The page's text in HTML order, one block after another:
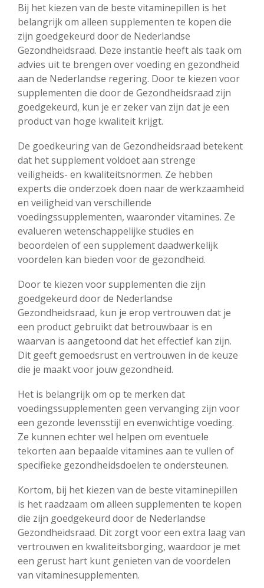
Bij het kiezen van de beste vitaminepillen is het
belangrijk om alleen supplementen te kopen die
zijn goedgekeurd door de Nederlandse
Gezondheidsraad. Deze instantie heeft als taak om
advies uit te brengen over voeding en gezondheid
aan de Nederlandse regering. Door te kiezen voor
supplementen die door de Gezondheidsraad zijn
goedgekeurd, kun je er zeker van zijn dat je een
product van hoge kwaliteit krijgt.
De goedkeuring van de Gezondheidsraad betekent
dat het supplement voldoet aan strenge
veiligheids- en kwaliteitsnormen. Ze hebben
experts die onderzoek doen naar de werkzaamheid
en veiligheid van verschillende
voedingssupplementen, waaronder vitamines. Ze
evalueren wetenschappelijke studies en
beoordelen of een supplement daadwerkelijk
voordelen kan bieden voor de gezondheid.
Door te kiezen voor supplementen die zijn
goedgekeurd door de Nederlandse
Gezondheidsraad, kun je erop vertrouwen dat je
een product gebruikt dat betrouwbaar is en
waarvan is aangetoond dat het effectief kan zijn.
Dit geeft gemoedsrust en vertrouwen in de keuze
die je maakt voor jouw gezondheid.
Het is belangrijk om op te merken dat
voedingssupplementen geen vervanging zijn voor
een gezonde levensstijl en evenwichtige voeding.
Ze kunnen echter wel helpen om eventuele
tekorten aan bepaalde vitamines aan te vullen of
specifieke gezondheidsdoelen te ondersteunen.
Kortom, bij het kiezen van de beste vitaminepillen
is het raadzaam om alleen supplementen te kopen
die zijn goedgekeurd door de Nederlandse
Gezondheidsraad. Dit zorgt voor een extra laag van
vertrouwen en kwaliteitsborging, waardoor je met
een gerust hart kunt genieten van de voordelen
van vitaminesupplementen.